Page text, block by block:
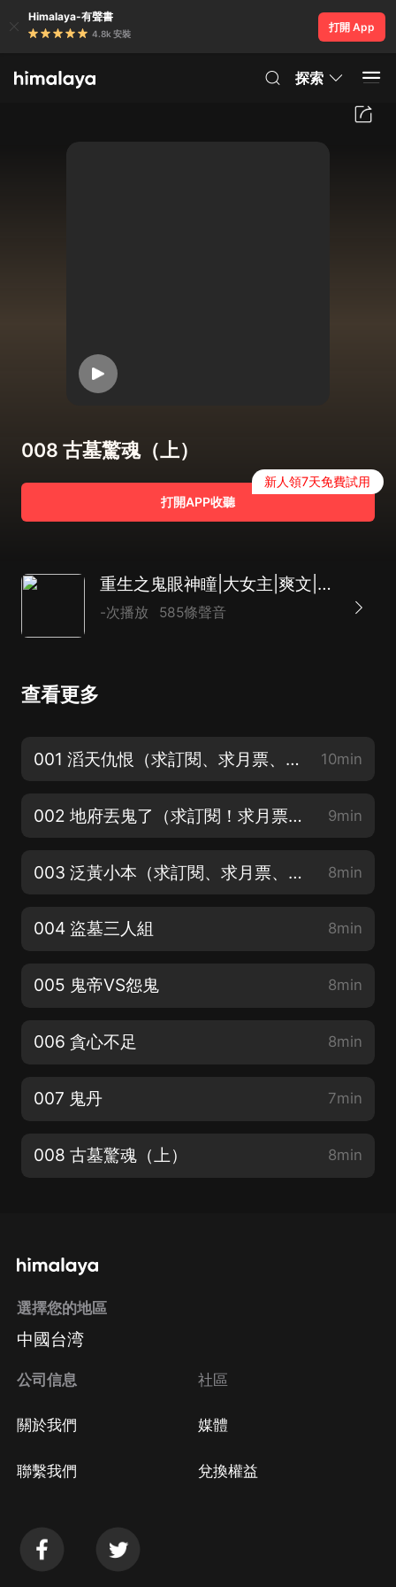
Himalaya-有聲書
4.8k 安裝
打開 App
探索
008 古墓驚魂（上）
打開APP收聽
新人領7天免費試用
重生之鬼眼神瞳|大女主|爽文|搞笑|搞事業|輕恐怖懸疑
-次播放 585條聲音
查看更多
001 滔天仇恨（求訂閱、求月票、求點讚！） 10min
002 地府丟鬼了（求訂閱！求月票！求點讚！） 9min
003 泛黃小本（求訂閱、求月票、求點讚！） 8min
004 盜墓三人組 8min
005 鬼帝VS怨鬼 8min
006 貪心不足 8min
007 鬼丹 7min
008 古墓驚魂（上） 8min
選擇您的地區
中國台湾
公司信息
關於我們
聯繫我們
社區
媒體
兌換權益